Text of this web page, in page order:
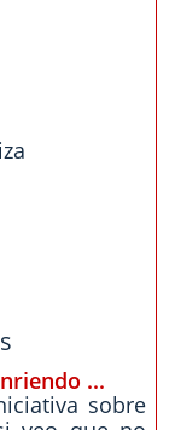
...
sobre